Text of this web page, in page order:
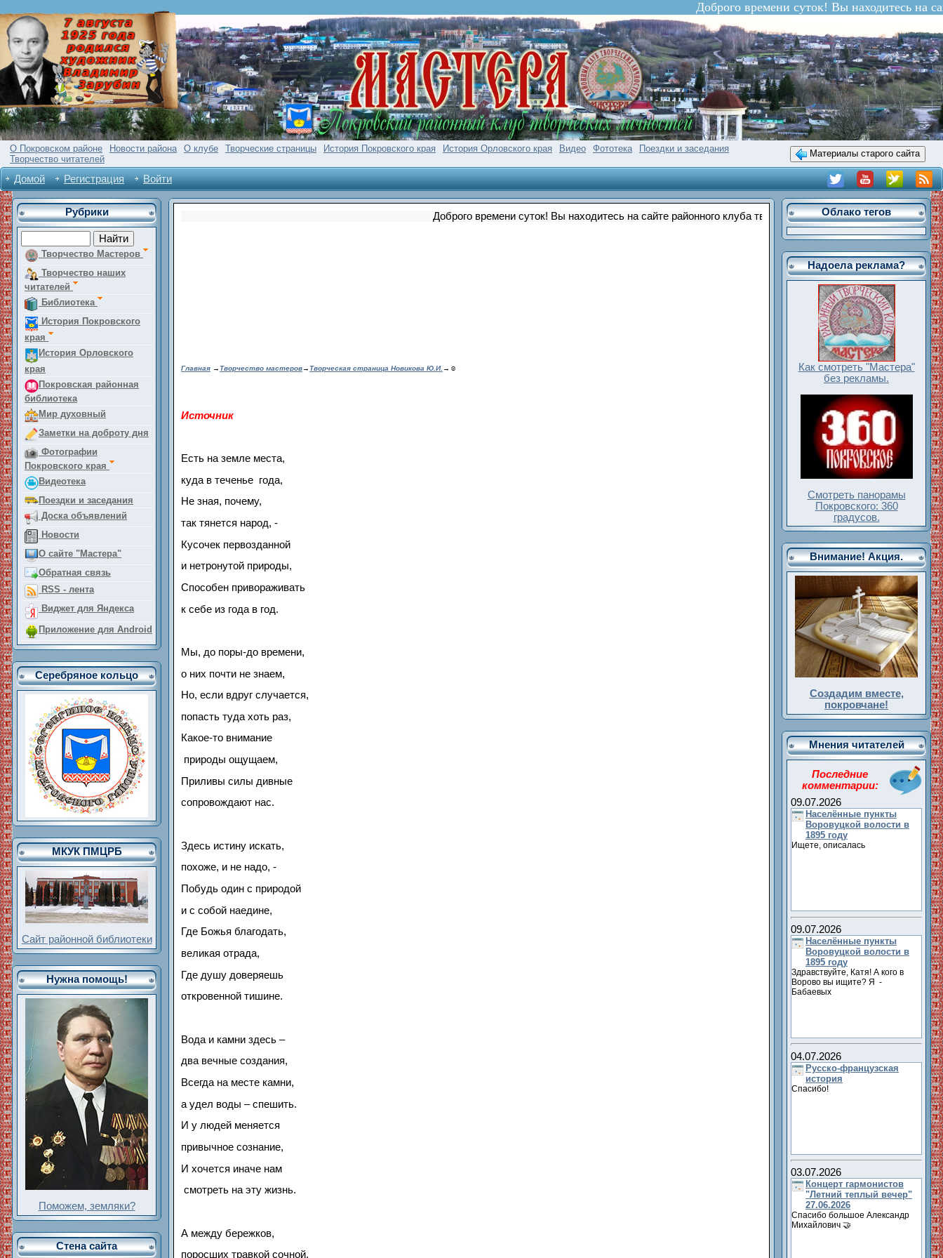
Доброго времени суток! Вы находитесь на
О Покровском районе Новости района О клубе Творческие страницы История Покровского края История Орловского края Видео Фототека
Поездки и заседания
Творчество читателей
Материалы старого сайта
Домой Регистрация Войти
Рубрики
Творчество Мастеров
Творчество наших
читателей
Библиотека
История Покровского
края
История Орловского
края
Покровская районная
библиотека
Мир духовный
Заметки на доброту дня
Фотографии
Покровского края
Видеотека
Поездки и заседания
Доска объявлений
Новости
О сайте "Мастера"
Обратная связь
RSS - лента
Виджет для Яндекса
Приложение для Android
Серебряное кольцо
МКУК ПМЦРБ
Сайт районной библиотеки
Нужна помощь!
Поможем, земляки?
Стена сайта
Доброго времени суток! Вы находитесь на сайте районного клуба творческих личностей "МАСТЕРА"
Главная →Творчество мастеров→Творческая страница Новикова Ю.И. →☺
Источник
Есть на земле места,
куда в теченье года,
Не зная, почему,
так тянется народ, -
Кусочек первозданной
и нетронутой природы,
Способен привораживать
к себе из года в год.
Мы, до поры-до времени,
о них почти не знаем,
Но, если вдруг случается,
попасть туда хоть раз,
Какое-то внимание
природы ощущаем,
Приливы силы дивные
сопровождают нас.
Здесь истину искать,
похоже, и не надо, -
Побудь один с природой
и с собой наедине,
Где Божья благодать,
великая отрада,
Где душу доверяешь
откровенной тишине.
Вода и камни здесь –
два вечные создания,
Всегда на месте камни,
а удел воды – спешить.
И у людей меняется
привычное сознание,
И хочется иначе нам
смотреть на эту жизнь.
А между бережков,
поросших травкой сочной,
Облако тегов
Надоела реклама?
Как смотреть "Мастера"
без рекламы.
Смотреть панорамы
Покровского: 360
градусов.
Внимание! Акция.
Создадим вместе,
покровчане!
Мнения читателей
Последние
комментарии:
09.07.2026
Населённые пункты
Воровуцкой волости в
1895 году
Ищете, описалась
09.07.2026
Населённые пункты
Воровуцкой волости в
1895 году
Здравствуйте, Катя! А кого в
Ворово вы ищите? Я -
Бабаевых
04.07.2026
Русско-французская
история
Спасибо!
03.07.2026
Концерт гармонистов
"Летний теплый вечер"
27.06.2026
Спасибо большое Александр
Михайлович 🤝